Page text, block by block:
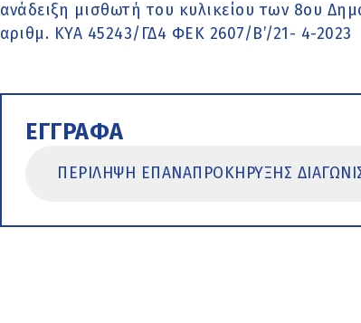
ανάδειξη μισθωτή του κυλικείου των 8ου
αριθμ. ΚΥΑ 45243/ΓΔ4 ΦΕΚ 2607/Β’/21- 4-2023
ΕΓΓΡΑΦΑ
ΠΕΡΙΛΗΨΗ ΕΠΑΝΑΠΡΟΚΗΡΥΞΗΣ